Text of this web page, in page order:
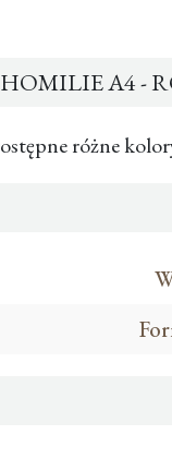
A4 -
różne